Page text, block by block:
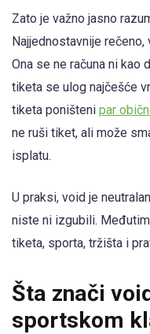
Zato je važno jasno
Najjednostavnije
Ona se ne računa ni kao
tiketa se ulog najčešće
tiketa poništeni par
ne ruši tiket, ali može
isplatu.
U praksi, void je
niste ni izgubili.
tiketa, sporta, tržišta i
Šta znači
sportskom